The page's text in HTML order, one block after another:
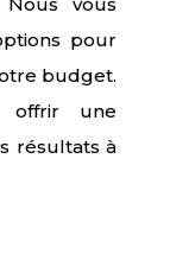
pour
budget.
offrir une
résultats à